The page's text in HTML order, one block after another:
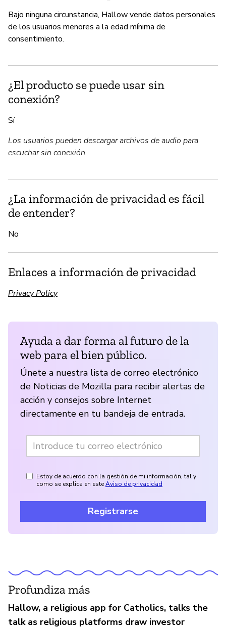
Bajo ninguna circunstancia, Hallow vende datos personales
de los usuarios menores a la edad mínima de
consentimiento.
¿El producto se puede usar sin
conexión?
Sí
Los usuarios pueden descargar archivos de audio para
escuchar sin conexión.
¿La información de privacidad es fácil
de entender?
No
Enlaces a información de privacidad
Privacy Policy
Ayuda a dar forma al futuro de la
web para el bien público.
Únete a nuestra lista de correo electrónico
de Noticias de Mozilla para recibir alertas de
acción y consejos sobre Internet
directamente en tu bandeja de entrada.
Estoy de acuerdo con la gestión de mi información, tal y
como se explica en esteAviso de privacidad
Registrarse
Profundiza más
Hallow, a religious app for Catholics, talks the
talk as religious platforms draw investor